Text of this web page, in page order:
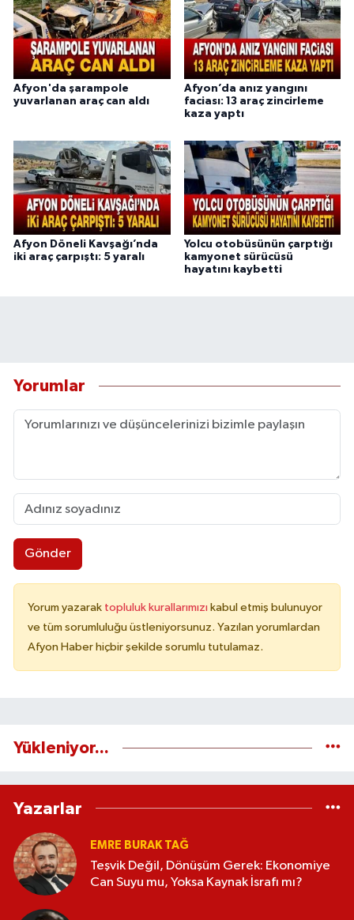
Afyon'da şarampole
yuvarlanan araç can aldı
Afyon’da anız yangını
faciası: 13 araç zincirleme
kaza yaptı
Afyon Döneli Kavşağı’nda
iki araç çarpıştı: 5 yaralı
Yolcu otobüsünün çarptığı
kamyonet sürücüsü
hayatını kaybetti
Yorumlar
Gönder
Yorum yazarak topluluk kurallarımızı kabul etmiş bulunuyor
ve tüm sorumluluğu üstleniyorsunuz. Yazılan yorumlardan
Afyon Haber hiçbir şekilde sorumlu tutulamaz.
Yükleniyor...
Yazarlar
EMRE BURAK TAĞ
Teşvik Değil, Dönüşüm Gerek: Ekonomiye
Can Suyu mu, Yoksa Kaynak İsrafı mı?